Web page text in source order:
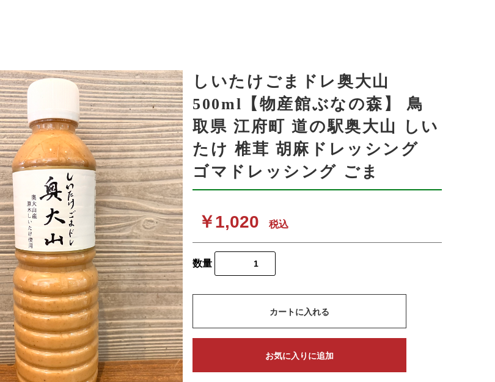
しいたけごまドレ奥大山
500ml【物産館ぶなの森】 鳥
取県 江府町 道の駅奥大山 しい
たけ 椎茸 胡麻ドレッシング
ゴマドレッシング ごま
￥1,020 税込
数量
カートに入れる
お気に入りに追加